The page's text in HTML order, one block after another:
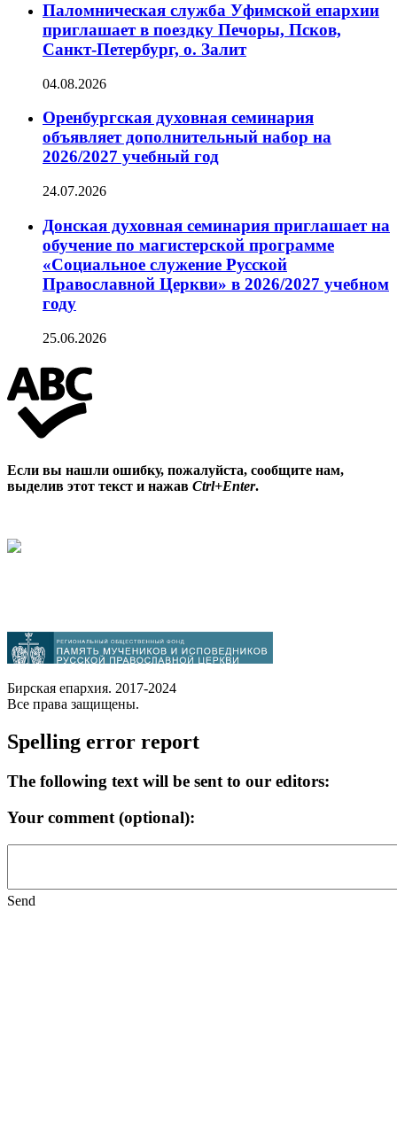
Паломническая служба Уфимской епархии
приглашает в поездку Печоры, Псков,
Санкт-Петербург, о. Залит
04.08.2026
Оренбургская духовная семинария
объявляет дополнительный набор на
2026/2027 учебный год
24.07.2026
Донская духовная семинария приглашает на
обучение по магистерской программе
«Социальное служение Русской
Православной Церкви» в 2026/2027 учебном
году
25.06.2026
Если вы нашли ошибку, пожалуйста, сообщите нам,
выделив этот текст и нажав Ctrl+Enter.
Бирская епархия. 2017-2024
Все права защищены.
Spelling error report
The following text will be sent to our editors:
Your comment (optional):
Send